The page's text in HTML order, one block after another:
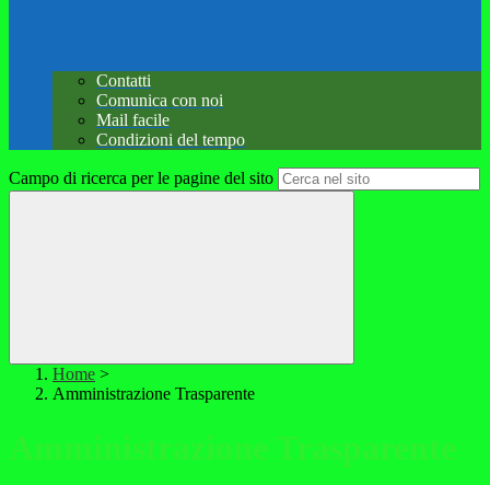
Contatti
Comunica con noi
Mail facile
Condizioni del tempo
Campo di ricerca per le pagine del sito
Home >
Amministrazione Trasparente
Amministrazione Trasparente